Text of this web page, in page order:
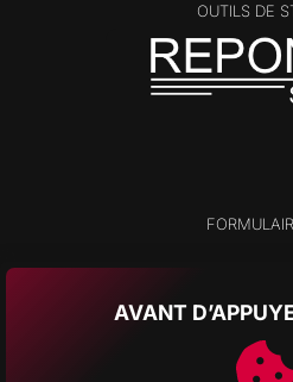
OUTILS DE
AVANT